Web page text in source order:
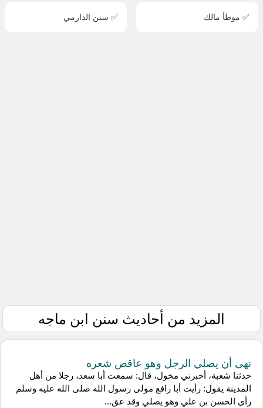
✅ موطأ مالك ✅ سنن الدارمي
المزيد من أحاديث سنن ابن ماجه
نهى أن يصلي الرجل وهو عاقص شعره
حدثنا شعبة، أخبرني مخول، قال: سمعت أبا سعد، رجلا من أهل
المدينة يقول: رأيت أبا رافع مولى رسول الله صلى الله عليه وسلم
رأى الحسن بن علي وهو يصلي وقد عق...